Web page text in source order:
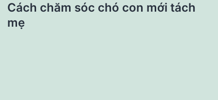
Cách chăm sóc chó con mới tách
mẹ